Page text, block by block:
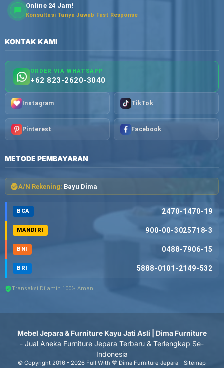
Online 24 Jam!
Konsultasi Tanya Jawab Fast Response
KONTAK KAMI
ORDER VIA WHATSAPP
+62 823-2620-3040
Instagram TikTok
Pinterest Facebook
METODE PEMBAYARAN
A/N Rekening: Bayu Dima
BCA 2470-1470-19
MANDIRI 900-00-3025718-3
BNI 0488-7906-15
BRI 5888-0101-2149-532
Transaksi Dijamin 100% Aman
Mebel Jepara & Furniture Kayu Jati Asli | Dima Furniture
- Jual Aneka Furniture Jepara Terbaru & Terlengkap Se-
Indonesia
© Copyright 2016 - 2026 Full With 💙 Dima Furniture Jepara - Sitemap